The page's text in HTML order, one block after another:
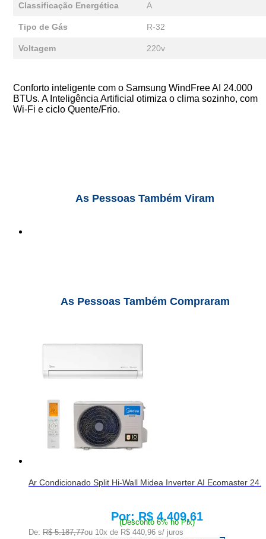
Classificação Energética A
Tipo de Gás R-32
Voltagem 220v
Conforto inteligente com o Samsung WindFree AI 24.000
BTUs. A Inteligência Artificial otimiza o clima sozinho, com
Wi-Fi e ciclo Quente/Frio.
As Pessoas Também Viram
As Pessoas Também Compraram
Ar Condicionado Split Hi-Wall Midea Inverter AI Ecomaster
Price:
R$ 4.409,61
(Desconto 6% no Pix)
De: R$ 5.187,77ou 10x de R$ 440,96 s/ juros